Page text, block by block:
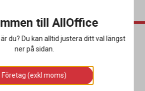
till AllOffice
du? Du kan alltid justera ditt val längst
ner på sidan.
Företag (exkl moms)